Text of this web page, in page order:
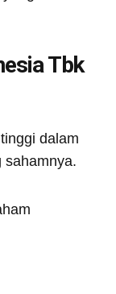
Tbk
dalam
sahamnya.